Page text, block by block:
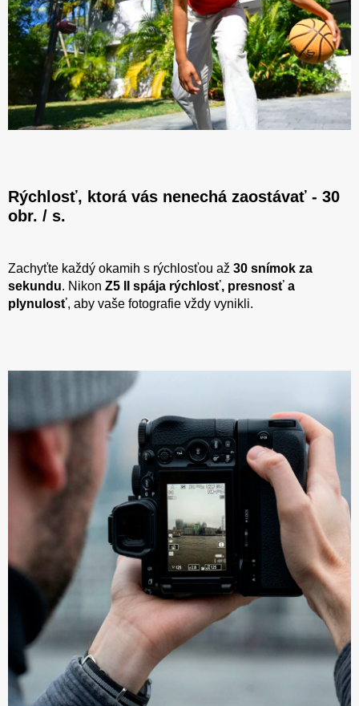
Rýchlosť, ktorá vás nenechá zaostávať - 30
obr. / s.
Zachyťte každý okamih s rýchlosťou až 30 snímok za
sekundu. Nikon Z5 II spája rýchlosť, presnosť a
plynulosť, aby vaše fotografie vždy vynikli.